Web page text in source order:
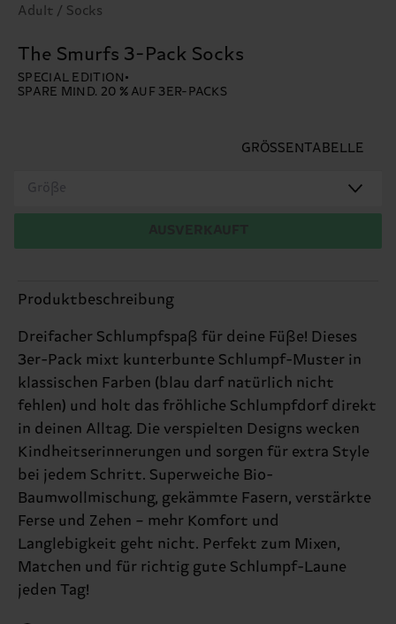
Adult / Socks
The Smurfs 3-Pack Socks
SPECIAL EDITION
SPARE MIND. 20 % AUF 3ER-PACKS
GRÖSSENTABELLE
Größe
Produktbeschreibung
Dreifacher Schlumpfspaß für deine Füße! Dieses
3er-Pack mixt kunterbunte Schlumpf-Muster in
klassischen Farben (blau darf natürlich nicht
fehlen) und holt das fröhliche Schlumpfdorf direkt
in deinen Alltag. Die verspielten Designs wecken
Kindheitserinnerungen und sorgen für extra Style
bei jedem Schritt. Superweiche Bio-
Baumwollmischung, gekämmte Fasern, verstärkte
Ferse und Zehen – mehr Komfort und
Langlebigkeit geht nicht. Perfekt zum Mixen,
Matchen und für richtig gute Schlumpf-Laune
jeden Tag!